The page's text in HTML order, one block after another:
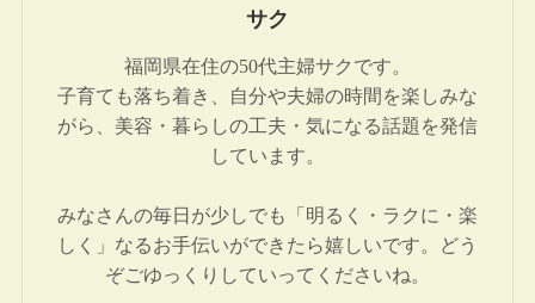
サク
福岡県在住の50代主婦サクです。
子育ても落ち着き、自分や夫婦の時間を楽しみな
がら、美容・暮らしの工夫・気になる話題を発信
しています。
みなさんの毎日が少しでも「明るく・ラクに・楽
しく」なるお手伝いができたら嬉しいです。どう
ぞごゆっくりしていってくださいね。